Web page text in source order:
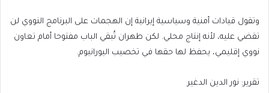
وتقول قيادات أمنية وسياسية إيرانية إن الهجمات على البرنامج النووي لن
تقضي عليه، لأنه إنتاج محلي. لكن طهران تُبقي الباب مفتوحا أمام تعاون
نووي إقليمي، يحفظ لها حقها في تخصيب اليورانيوم.
تقرير: نور الدين الدغير